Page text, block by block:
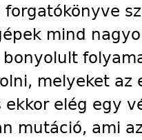
forgatókönyve
mind
melyeket az
ekkor elég egy
mutáció, ami